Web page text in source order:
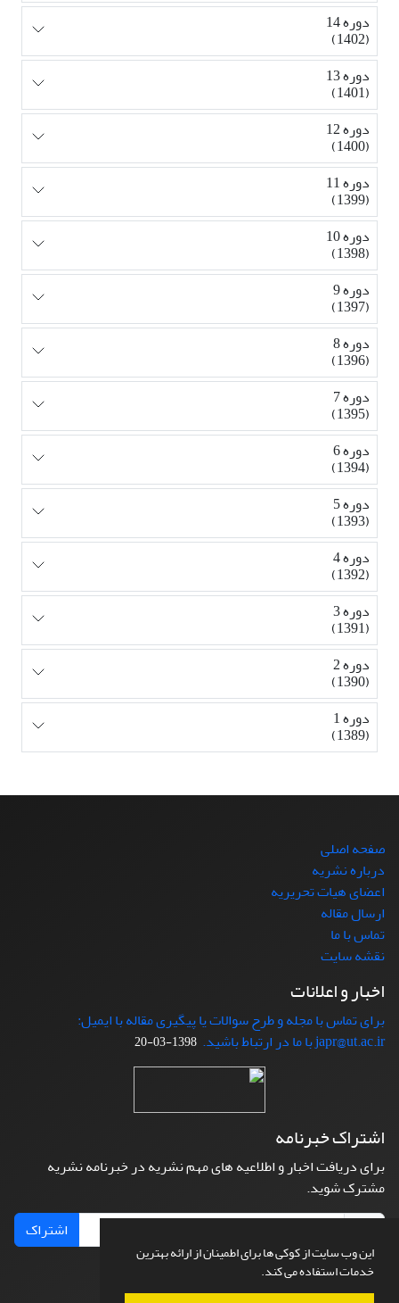
این وب سایت از کوکی ها برای اطمینان از ارائه بهترین
خدمات استفاده می کند.
دوره 14
(1402)
دوره 13
(1401)
دوره 12
(1400)
دوره 11
(1399)
دوره 10
(1398)
دوره 9
(1397)
دوره 8
(1396)
دوره 7
(1395)
دوره 6
(1394)
دوره 5
(1393)
دوره 4
(1392)
دوره 3
(1391)
دوره 2
(1390)
دوره 1
(1389)
صفحه اصلی
درباره نشریه
اعضای هیات تحریریه
ارسال مقاله
تماس با ما
نقشه سایت
اخبار و اعلانات
برای تماس با مجله و طرح سوالات یا پیگیری مقاله با ایمیل:
japr@ut.ac.ir با ما در ارتباط باشید.
1398-03-20
اشتراک خبرنامه
برای دریافت اخبار و اطلاعیه های مهم نشریه در خبرنامه نشریه
مشترک شوید.
اشتراک